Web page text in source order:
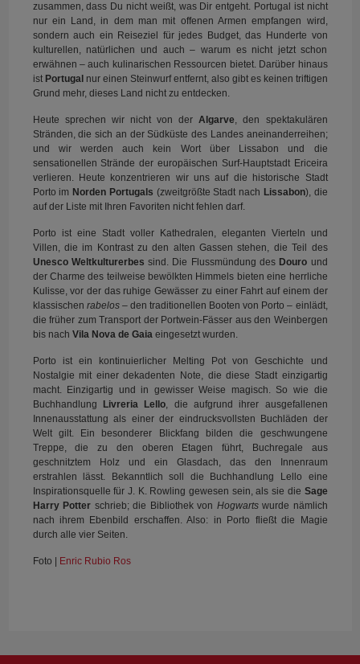
zusammen, dass Du nicht weißt, was Dir entgeht. Portugal ist nicht
nur ein Land, in dem man mit offenen Armen empfangen wird,
sondern auch ein Reiseziel für jedes Budget, das Hunderte von
kulturellen, natürlichen und auch – warum es nicht jetzt schon
erwähnen – auch kulinarischen Ressourcen bietet. Darüber hinaus
ist Portugal nur einen Steinwurf entfernt, also gibt es keinen triftigen
Grund mehr, dieses Land nicht zu entdecken.
Heute sprechen wir nicht von derAlgarve, den spektakulären
Stränden, die sich an der Südküste des Landes aneinanderreihen;
und wir werden auch kein Wort über Lissabon und die
sensationellen Strände der europäischen Surf-Hauptstadt Ericeira
verlieren. Heute konzentrieren wir uns auf die historische Stadt
Porto im Norden Portugals (zweitgrößte Stadt nach Lissabon), die
auf der Liste mit Ihren Favoriten nicht fehlen darf.
Porto ist eine Stadt voller Kathedralen, eleganten Vierteln und
Villen, die im Kontrast zu den alten Gassen stehen, die Teil des
Unesco Weltkulturerbessind. Die Flussmündung des Douro und
der Charme des teilweise bewölkten Himmels bieten eine herrliche
Kulisse, vor der das ruhige Gewässer zu einer Fahrt auf einem der
klassischen rabelos – den traditionellen Booten von Porto – einlädt,
die früher zum Transport der Portwein-Fässer aus den Weinbergen
bis nach Vila Nova de Gaiaeingesetzt wurden.
Porto ist ein kontinuierlicher Melting Pot von Geschichte und
Nostalgie mit einer dekadenten Note, die diese Stadt einzigartig
macht. Einzigartig und in gewisser Weise magisch. So wie die
Buchhandlung
Livreria Lello, die aufgrund ihrer ausgefallenen
Innenausstattung als einer der eindrucksvollsten Buchläden der
Welt gilt. Ein besonderer Blickfang bilden die geschwungene
Treppe, die zu den oberen Etagen führt, Buchregale aus
geschnitztem Holz und ein Glasdach, das den Innenraum
erstrahlen lässt. Bekanntlich soll die Buchhandlung Lello eine
Inspirationsquelle für J. K. Rowling gewesen sein, als sie die Sage
Harry Potter schrieb; die Bibliothek von Hogwartswurde nämlich
nach ihrem Ebenbild erschaffen. Also: in Porto fließt die Magie
durch alle vier Seiten.
Foto | Enric Rubio Ros